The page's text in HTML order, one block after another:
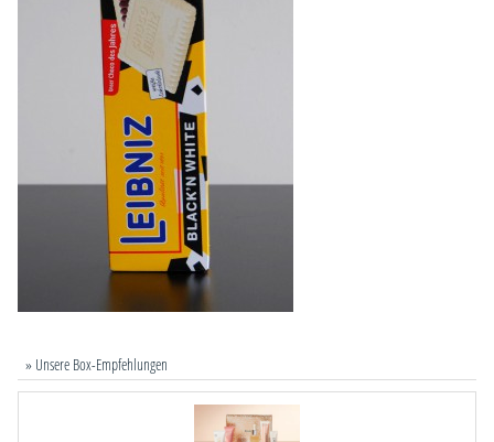
» Unsere Box-Empfehlungen